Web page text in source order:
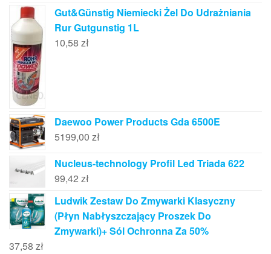
Gut&Günstig Niemiecki Żel Do Udrażniania
Rur Gutgunstig 1L
10,58 zł
Daewoo Power Products Gda 6500E
5199,00 zł
Nucleus-technology Profil Led Triada 622
99,42 zł
Ludwik Zestaw Do Zmywarki Klasyczny
(Płyn Nabłyszczający Proszek Do
Zmywarki)+ Sól Ochronna Za 50%
37,58 zł